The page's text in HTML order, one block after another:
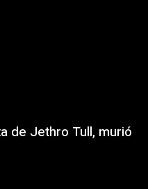
de Jethro Tull, murió